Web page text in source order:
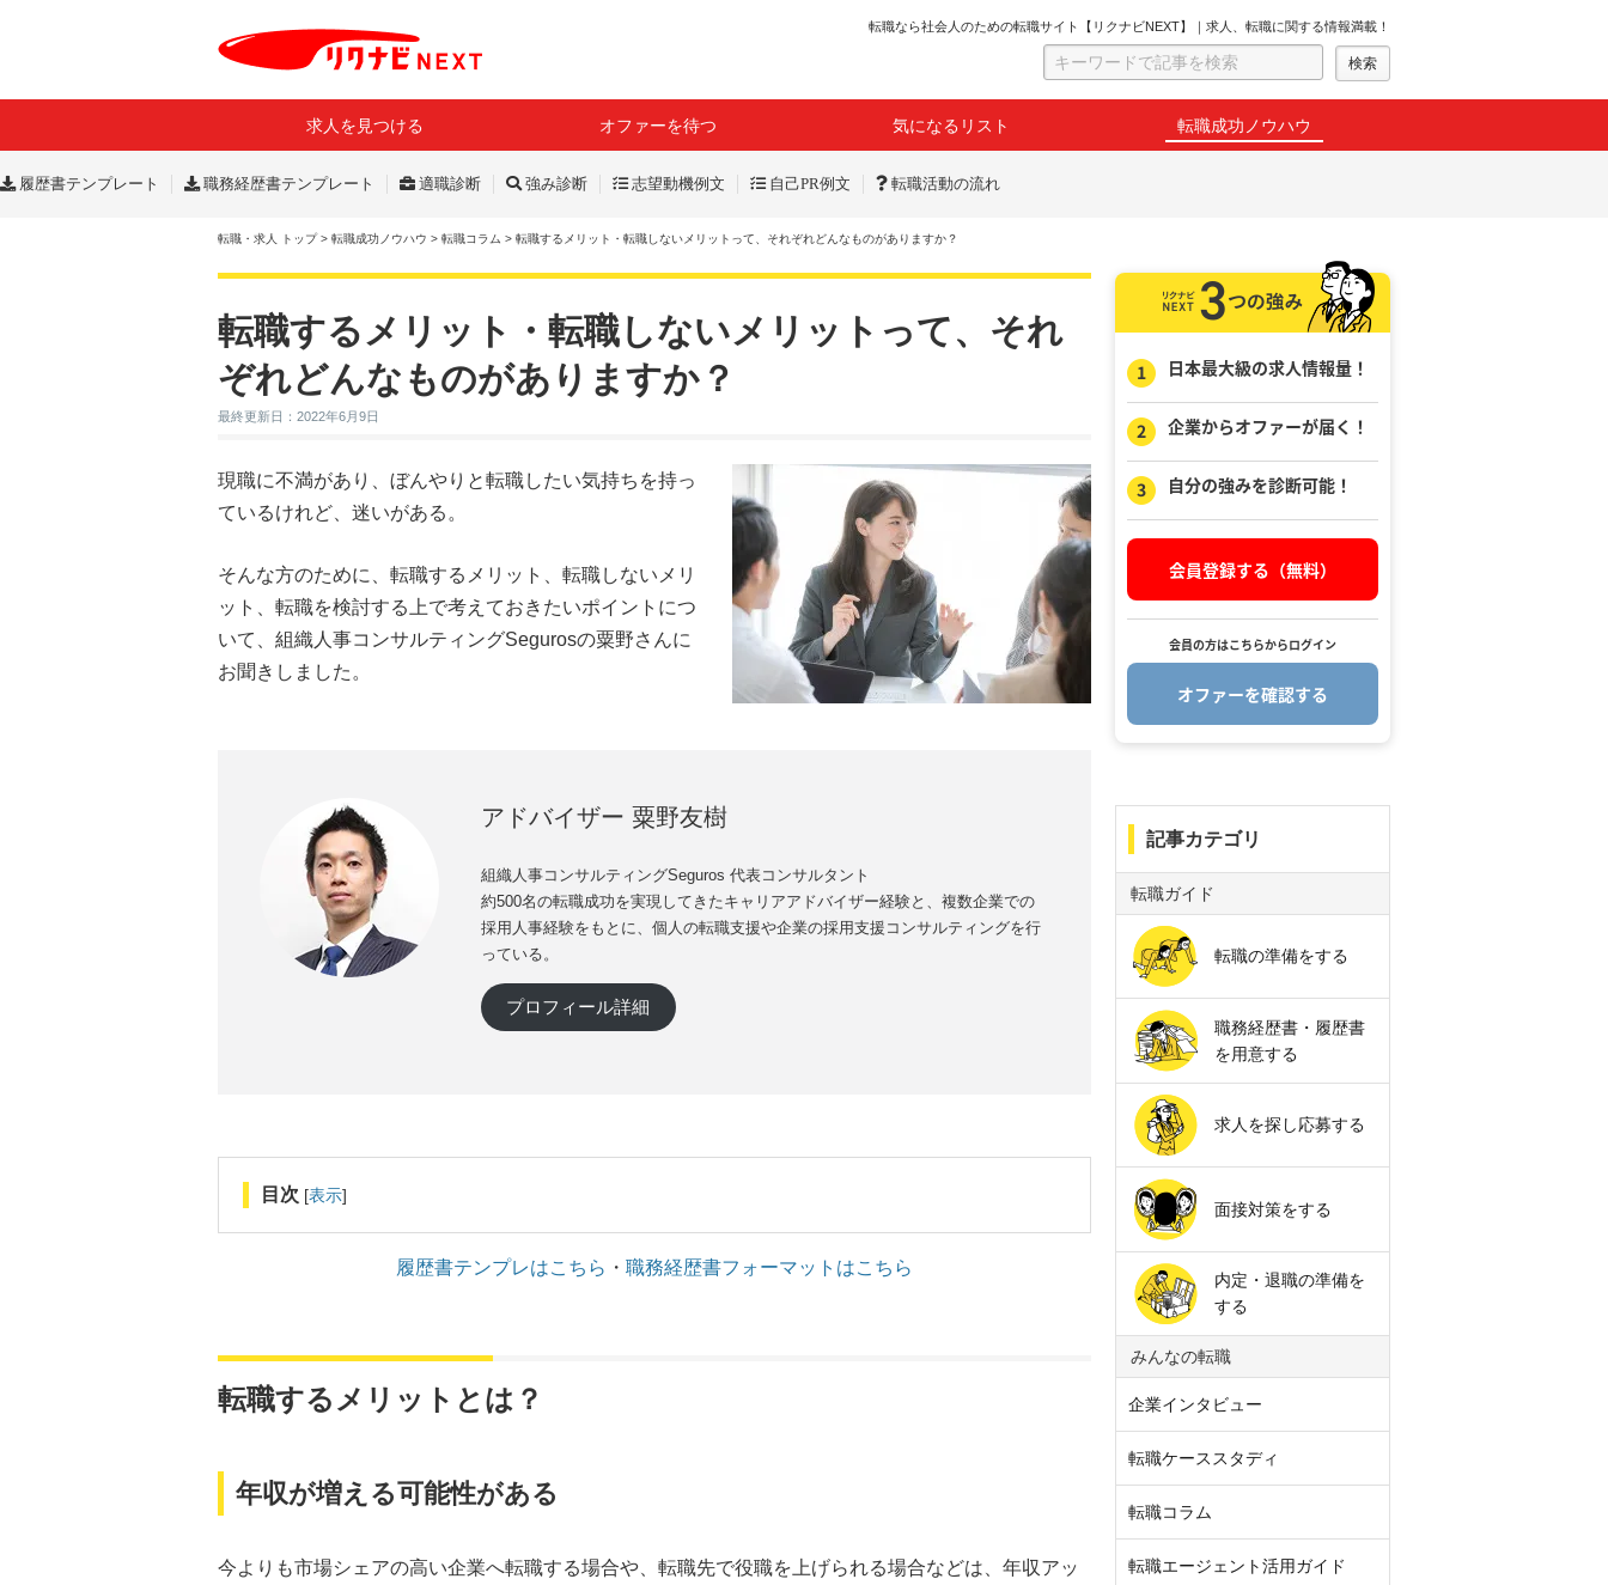
転職なら社会人のための転職サイト【リクナビNEXT】｜求人、転職に関する情報満載！
求人を見つける オファーを待つ 気になるリスト 転職成功ノウハウ
履歴書テンプレート 職務経歴書テンプレート 適職診断 強み診断 志望動機例文 自己PR例文 転職活動の流れ
転職・求人 トップ> 転職成功ノウハウ > 転職コラム > 転職するメリット・転職しないメリットって、それぞれどんなものがありますか？
転職するメリット・転職しないメリットって、それ
ぞれどんなものがありますか？
最終更新日：2022年6月9日
現職に不満があり、ぼんやりと転職したい気持ちを持っ
ているけれど、迷いがある。
そんな方のために、転職するメリット、転職しないメリ
ット、転職を検討する上で考えておきたいポイントにつ
いて、組織人事コンサルティングSegurosの粟野さんに
お聞きしました。
アドバイザー 粟野友樹
組織人事コンサルティングSeguros 代表コンサルタント
約500名の転職成功を実現してきたキャリアアドバイザー経験と、複数企業での
採用人事経験をもとに、個人の転職支援や企業の採用支援コンサルティングを行
っている。
プロフィール詳細
目次 [表示]
履歴書テンプレはこちら ・ 職務経歴書フォーマットはこちら
転職するメリットとは？
年収が増える可能性がある
今よりも市場シェアの高い企業へ転職する場合や、転職先で役職を上げられる場合などは、年収アッ
日本最大級の求人情報量！
企業からオファーが届く！
自分の強みを診断可能！
会員登録する（無料）
会員の方はこちらからログイン
オファーを確認する
記事カテゴリ
転職ガイド
転職の準備をする
職務経歴書・履歴書
を用意する
求人を探し応募する
面接対策をする
内定・退職の準備を
する
みんなの転職
企業インタビュー
転職ケーススタディ
転職コラム
転職エージェント活用ガイド